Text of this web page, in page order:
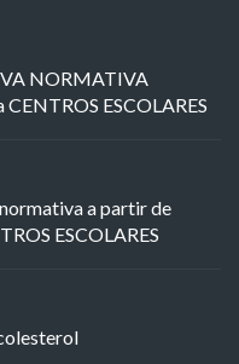
NORMATIVA
ESCOLARES
a partir de
ESCOLARES